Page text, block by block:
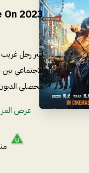
On 2023
يُثير رجل
الاجتماعي
محصلي
عرض